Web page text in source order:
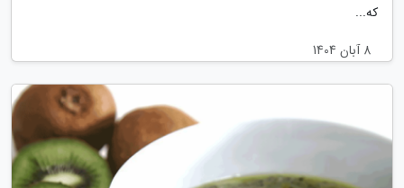
که...
8 آبان 1404